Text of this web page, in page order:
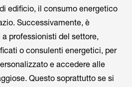
edificio, il consumo energetico
Successivamente, è
professionisti del settore,
o consulenti energetici, per
e accedere alle
Questo soprattutto se si